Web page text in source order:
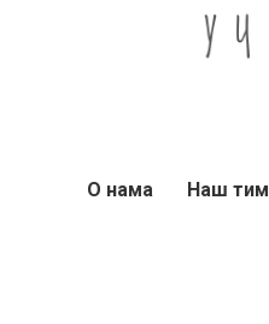
О нама Наш тим